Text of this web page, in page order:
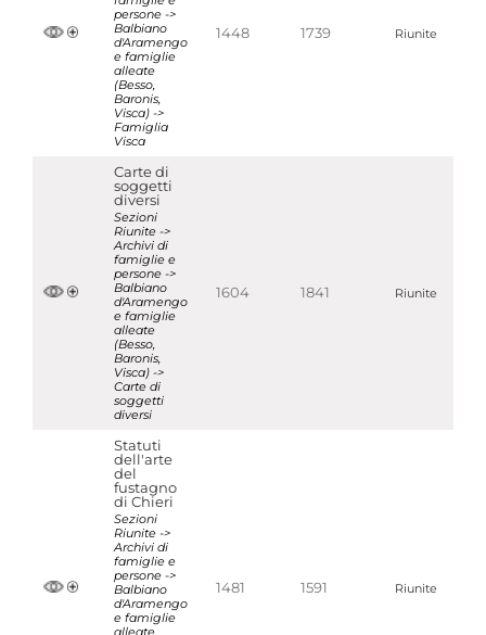
persone ->
Balbiano
d'Aramengo
e famiglie
alleate
(Besso,
Baronis,
Visca) ->
Famiglia
Visca
1448 1739 Riunite
Carte di
soggetti
diversi
Sezioni
Riunite ->
Archivi di
famiglie e
persone ->
Balbiano
d'Aramengo
e famiglie
alleate
(Besso,
Baronis,
Visca) ->
Carte di
soggetti
diversi
1604 1841 Riunite
Statuti
dell'arte
del
fustagno
di Chieri
Sezioni
Riunite ->
Archivi di
famiglie e
persone ->
Balbiano
d'Aramengo
e famiglie
1481 1591 Riunite